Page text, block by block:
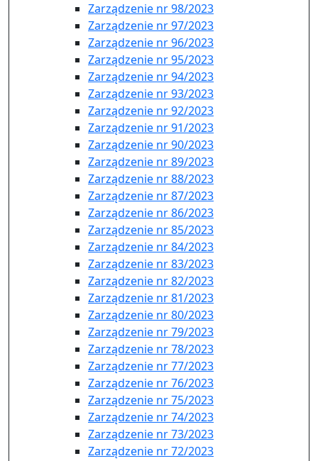
Zarządzenie nr 98/2023
Zarządzenie nr 97/2023
Zarządzenie nr 96/2023
Zarządzenie nr 95/2023
Zarządzenie nr 94/2023
Zarządzenie nr 93/2023
Zarządzenie nr 92/2023
Zarządzenie nr 91/2023
Zarządzenie nr 90/2023
Zarządzenie nr 89/2023
Zarządzenie nr 88/2023
Zarządzenie nr 87/2023
Zarządzenie nr 86/2023
Zarządzenie nr 85/2023
Zarządzenie nr 84/2023
Zarządzenie nr 83/2023
Zarządzenie nr 82/2023
Zarządzenie nr 81/2023
Zarządzenie nr 80/2023
Zarządzenie nr 79/2023
Zarządzenie nr 78/2023
Zarządzenie nr 77/2023
Zarządzenie nr 76/2023
Zarządzenie nr 75/2023
Zarządzenie nr 74/2023
Zarządzenie nr 73/2023
Zarządzenie nr 72/2023